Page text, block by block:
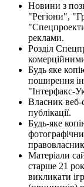
Новини з
"Регіони",
реклами.
Розділ
Будь яке
поширення
"Інтерфакс-
Власник веб-
публікації.
Будь-яке
Матеріали
старше 21
викликати